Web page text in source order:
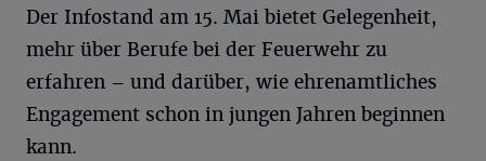
Der Infostand am 15. Mai bietet Gelegenheit,
mehr über Berufe bei der Feuerwehr zu
erfahren – und darüber, wie ehrenamtliches
Engagement schon in jungen Jahren beginnen
kann.